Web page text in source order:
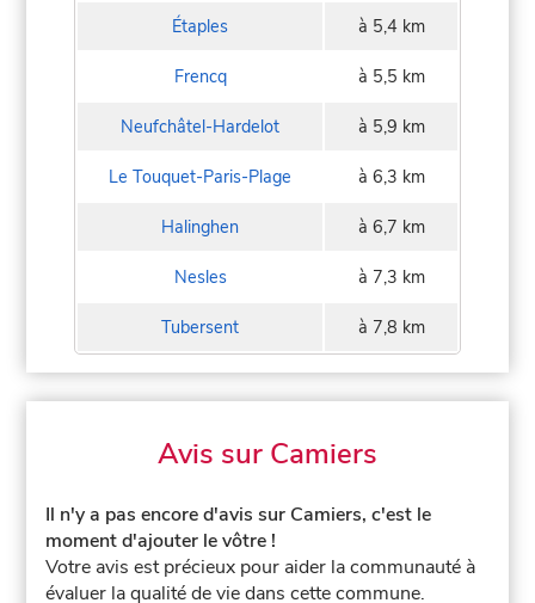
Étaples à 5,4 km
Frencq à 5,5 km
Neufchâtel-Hardelot à 5,9 km
Le Touquet-Paris-Plage à 6,3 km
Halinghen à 6,7 km
Nesles à 7,3 km
Tubersent à 7,8 km
Avis sur Camiers
Il n'y a pas encore d'avis sur Camiers, c'est le
moment d'ajouter le vôtre !
Votre avis est précieux pour aider la communauté à
évaluer la qualité de vie dans cette commune.